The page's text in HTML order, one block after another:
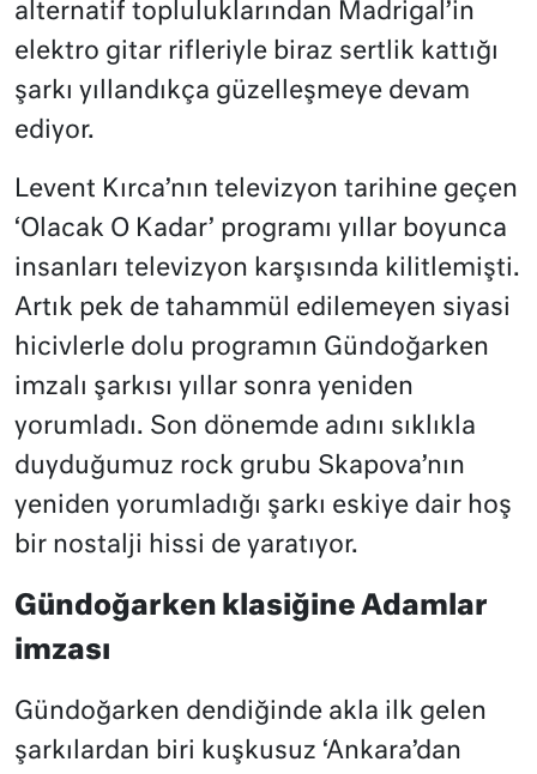
alternatif topluluklarından Madrigal’in
elektro gitar rifleriyle biraz sertlik kattığı
şarkı yıllandıkça güzelleşmeye devam
ediyor.
Levent Kırca’nın televizyon tarihine geçen
‘Olacak O Kadar’ programı yıllar boyunca
insanları televizyon karşısında kilitlemişti.
Artık pek de tahammül edilemeyen siyasi
hicivlerle dolu programın Gündoğarken
imzalı şarkısı yıllar sonra yeniden
yorumladı. Son dönemde adını sıklıkla
duyduğumuz rock grubu Skapova’nın
yeniden yorumladığı şarkı eskiye dair hoş
bir nostalji hissi de yaratıyor.
Gündoğarken klasiğine Adamlar
imzası
Gündoğarken dendiğinde akla ilk gelen
şarkılardan biri kuşkusuz ‘Ankara’dan